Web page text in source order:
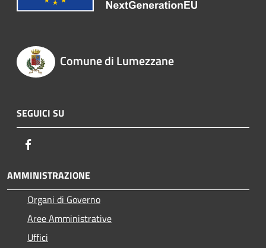
Comune di Lumezzane
SEGUICI SU
AMMINISTRAZIONE
Organi di Governo
Aree Amministrative
Uffici